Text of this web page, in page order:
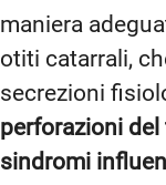
maniera
otiti catarrali,
secrezioni
perforazioni
sindromi